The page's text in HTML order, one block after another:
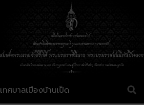
เทศบาลเมืองบ้านเป็ด